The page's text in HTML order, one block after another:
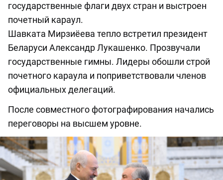
государственные флаги двух стран и выстроен
почетный караул.
Шавката Мирзиёева тепло встретил президент
Беларуси Александр Лукашенко. Прозвучали
государственные гимны. Лидеры обошли строй
почетного караула и поприветствовали членов
официальных делегаций.
После совместного фотографирования начались
переговоры на высшем уровне.